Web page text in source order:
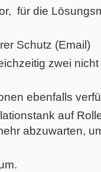
für die
Schutz (Email)
zwei
ebenfalls
auf
abzuwarten,